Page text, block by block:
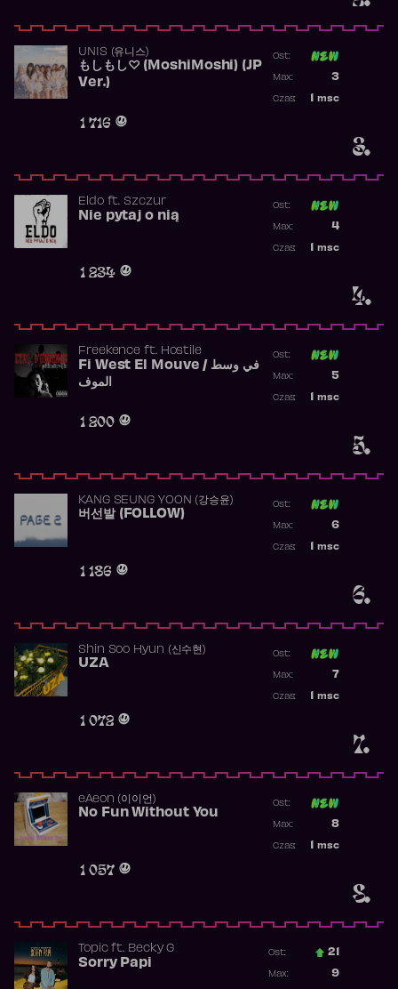
3.
UNIS (유니스)
もしもし♡ (MoshiMoshi) (JP
Ver.)
1 716
Ost:
3
Max:
msc
Czas:
4.
Eldoft. Szczur
Nie pytaj o nią
1 234
Ost:
4
Max:
msc
Czas:
5.
Freekence ft. Hostile
Fi West El Mouve / في وسط
الموف
1 200
Ost:
5
Max:
msc
Czas:
6.
KANG SEUNG YOON (강승윤)
버선발 (FOLLOW)
1 186
Ost:
6
Max:
msc
Czas:
7.
Shin Soo Hyun (신수현)
UZA
1 072
Ost:
7
Max:
msc
Czas:
8.
​eAeon (이이언)
No Fun Without You
1 057
Ost:
8
Max:
msc
Czas:
Topicft. Becky G
Sorry Papi
Ost.: 21
9
Max: